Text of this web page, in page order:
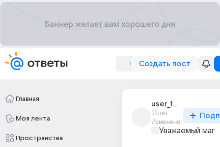
Создать пост
Главная
Моя лента
Пространства
user_193857956
11лет
Изменено
Уважаемый маг